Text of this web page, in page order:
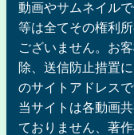
動画やサムネイル
等は全てその権利
ございません。お
除、送信防止措置
のサイトアドレス
当サイトは各動画
ておりません、著